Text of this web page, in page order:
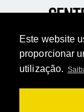
Este website
proporcionar
utilização.
Home